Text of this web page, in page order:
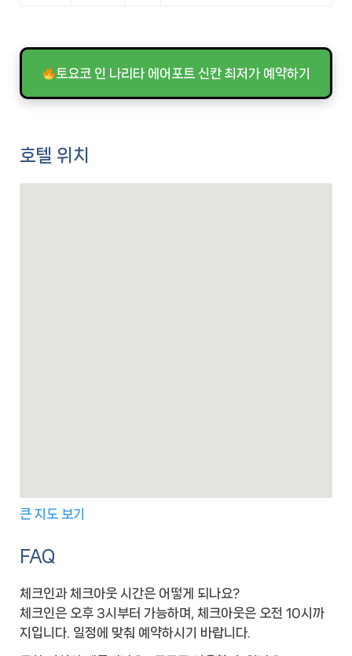
토요코 인 나리타 에어포트 신칸 최저가 예약하기
호텔 위치
큰 지도 보기
FAQ
체크인과 체크아웃 시간은 어떻게 되나요?
체크인은 오후 3시부터 가능하며, 체크아웃은 오전 10시까
지입니다. 일정에 맞춰 예약하시기 바랍니다.